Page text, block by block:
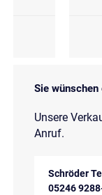
Sie
Unsere
Anruf.
Schröder
05246